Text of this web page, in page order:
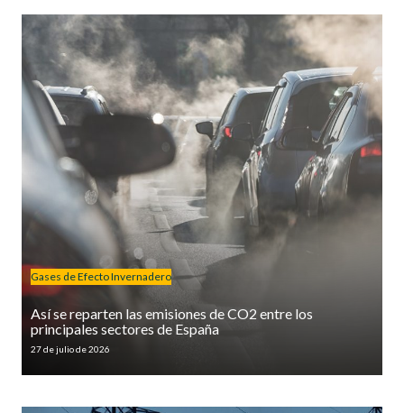
Gases de Efecto Invernadero
Así se reparten las emisiones de CO2 entre los
principales sectores de España
27 de julio de 2026